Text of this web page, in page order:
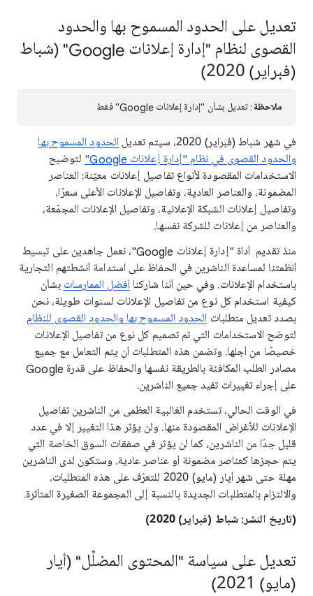
تعديل على الحدود المسموح بها والحدود
القصوى لنظام "إدارة إعلانات Google" (شباط
(فبراير) 2020)
ملاحظة: تعديل بشأن "إدارة إعلانات Google" فقط
في شهر شباط (فبراير) 2020، سيتم تعديل
الحدود المسموح بها
والحدود القصوى في نظام "إدارة إعلانات Google"
لتوضيح
الاستخدامات المقصودة لأنواع تفاصيل إعلانات معيّنة: العناصر
المضمونة، والعناصر العادية، وتفاصيل الإعلانات الأعلى سعرًا،
وتفاصيل إعلانات الشبكة الإعلانية، وتفاصيل الإعلانات المجمّعة،
والعناصر من إعلانات للشركة نفسها.
منذ تقديم أداة "إدارة إعلانات Google"، نعمل جاهدين على تبسيط
أنظمتنا لمساعدة الناشرين في الحفاظ على استدامة أنشطتهم التجارية
باستخدام الإعلانات. وفي حين أننا شاركناأفضل الممارسات بشأن
كيفية استخدام كل نوع من تفاصيل الإعلانات لسنوات طويلة، نحن
بصدد تعديل متطلبات الحدود المسموح بها والحدود القصوى للنظام
لتوضح الاستخدامات التي تم تصميم كل نوع من تفاصيل الإعلانات
خصيصًا من أجلها. وتضمن هذه المتطلبات أن يتم التعامل مع جميع
مصادر الطلب المكافئة بالطريقة نفسها والحفاظ على قدرة Google
على إجراء تغييرات تفيد جميع الناشرين.
في الوقت الحالي، تستخدم الغالبية العظمى من الناشرين تفاصيل
الإعلانات للأغراض المقصودة منها. ولن يؤثر هذا التغيير إلا في عدد
قليل جدًا من الناشرين، كما لن يؤثر في صفقات السوق الخاصة التي
يتم حجزها كعناصر مضمونة أو عناصر عادية. وستكون لدى الناشرين
مهلة حتى شهر أيار (مايو) 2020 للتعرّف على هذه المتطلبات،
والالتزام بالمتطلبات الجديدة بالنسبة إلى المجموعة الصغيرة المتأثرة.
(تاريخ النشر: شباط (فبراير) 2020)
تعديل على سياسة "المحتوى المضلِّل" (أيار
(مايو) 2021)